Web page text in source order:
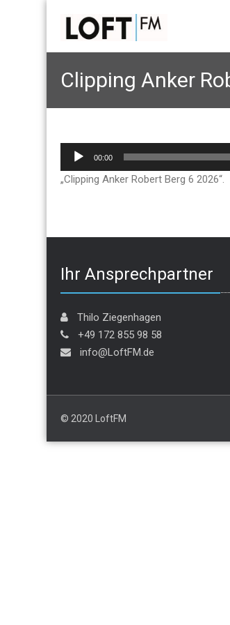
Clipping Anker
Audio-
Player
00:00
„Clipping Anker Robert Berg 6 2026“.
Ihr Ansprechpartner
Thilo Ziegenhagen
+49 172 855 98 58
info@LoftFM.de
© 2020 LoftFM